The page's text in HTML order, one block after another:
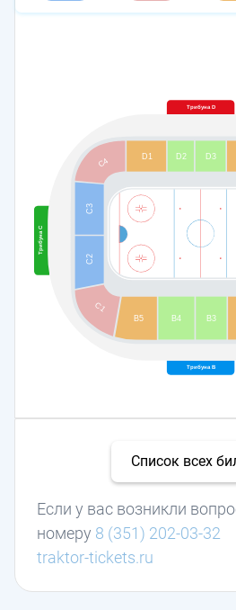
Трибуна С
Трибуна В
Трибуна D
D1 D2 D3
C4
C3
C2
C1
B5 B4 B3
traktor-tickets.ru
Если у вас возникли
номеру 8 (351) 202-03-32
Список всех